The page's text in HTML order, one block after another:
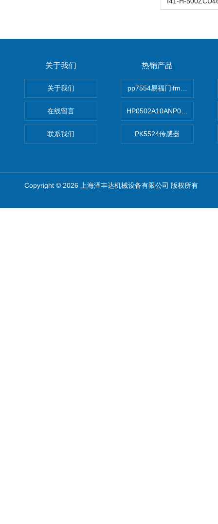
关于我们
关于我们
在线留言
联系我们
热销产品
pp7554易福门ifm传感器
HP0502A10ANP01滤芯 Mp
PK5524传感器
Copyright © 2026 上海泽丰达机械设备有限公司 版权所有